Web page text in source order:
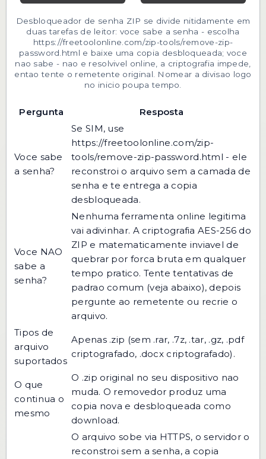
Desbloqueador de senha ZIP se divide nitidamente em
duas tarefas de leitor: voce sabe a senha - escolha
https://freetoolonline.com/zip-tools/remove-zip-
password.html e baixe uma copia desbloqueada; voce
nao sabe - nao e resolvivel online, a criptografia impede,
entao tente o remetente original. Nomear a divisao logo
no inicio poupa tempo.
Pergunta Resposta
Voce sabe
a senha?
Se SIM, use
https://freetoolonline.com/zip-
tools/remove-zip-password.html - ele
reconstroi o arquivo sem a camada de
senha e te entrega a copia
desbloqueada.
Voce NAO
sabe a
senha?
Nenhuma ferramenta online legitima
vai adivinhar. A criptografia AES-256 do
ZIP e matematicamente inviavel de
quebrar por forca bruta em qualquer
tempo pratico. Tente tentativas de
padrao comum (veja abaixo), depois
pergunte ao remetente ou recrie o
arquivo.
Tipos de
arquivo
suportados
Apenas .zip (sem .rar, .7z, .tar, .gz, .pdf
criptografado, .docx criptografado).
O que
continua o
mesmo
O .zip original no seu dispositivo nao
muda. O removedor produz uma
copia nova e desbloqueada como
download.
O arquivo sobe via HTTPS, o servidor o
reconstroi sem a senha, a copia